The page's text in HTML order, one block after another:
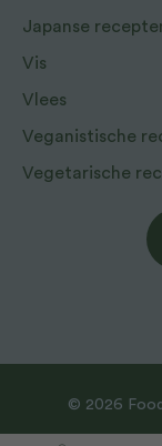
Japanse
Vis
Vlees
Veganistische
Vegetarische
© 2026